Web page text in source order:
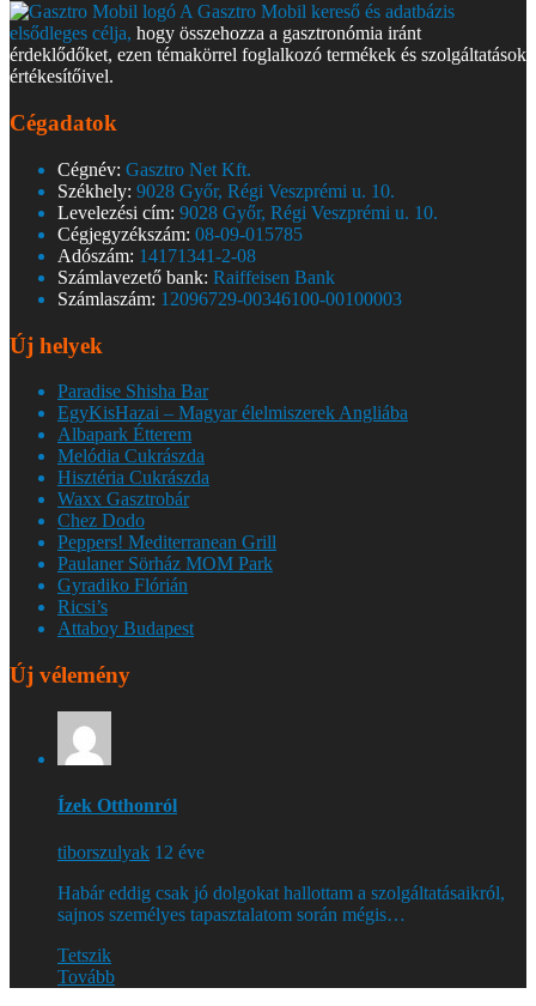
A Gasztro Mobil kereső és adatbázis
elsődleges célja, hogy összehozza a gasztronómia iránt
érdeklődőket, ezen témakörrel foglalkozó termékek és szolgáltatások
értékesítőivel.
Cégadatok
Cégnév: Gasztro Net Kft.
Székhely: 9028 Győr, Régi Veszprémi u. 10.
Levelezési cím: 9028 Győr, Régi Veszprémi u. 10.
Cégjegyzékszám: 08-09-015785
Adószám: 14171341-2-08
Számlavezető bank: Raiffeisen Bank
Számlaszám: 12096729-00346100-00100003
Új helyek
Paradise Shisha Bar
EgyKisHazai – Magyar élelmiszerek Angliába
Albapark Étterem
Melódia Cukrászda
Hisztéria Cukrászda
Waxx Gasztrobár
Chez Dodo
Peppers! Mediterranean Grill
Paulaner Sörház MOM Park
Gyradiko Flórián
Ricsi’s
Attaboy Budapest
Új vélemény
Ízek Otthonról
tiborszulyak 12 éve
Habár eddig csak jó dolgokat hallottam a szolgáltatásaikról,
sajnos személyes tapasztalatom során mégis…
Tetszik
Tovább